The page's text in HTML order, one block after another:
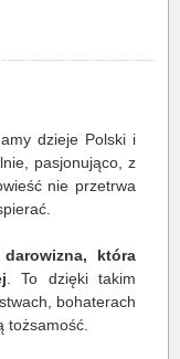
dzieje Polski i
pasjonująco, z
nie przetrwa
która
. To dzięki takim
bohaterach
tożsamość.